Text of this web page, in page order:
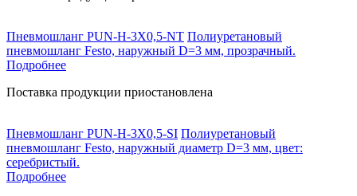
Пневмошланг PUN-H-3X0,5-NT Полиуретановый
пневмошланг Festo, наружный D=3 мм, прозрачный.
Подробнее
Поставка продукции приостановлена
Пневмошланг PUN-H-3X0,5-SI Полиуретановый
пневмошланг Festo, наружный диаметр D=3 мм, цвет:
серебристый.
Подробнее